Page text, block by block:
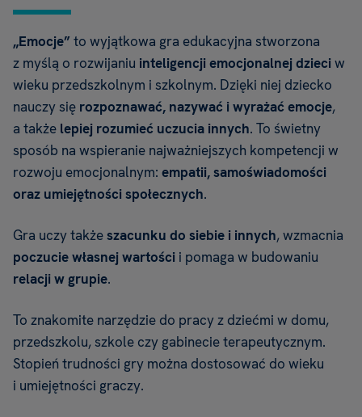
„Emocje” to wyjątkowa gra edukacyjna stworzona
z myślą o rozwijaniu inteligencji emocjonalnejdzieciw
wieku przedszkolnym i szkolnym. Dzięki niej dziecko
nauczy się rozpoznawać, nazywać i wyrażać emocje,
a także lepiej rozumieć uczucia innych. To świetny
sposób na wspieranie najważniejszych kompetencji w
rozwoju emocjonalnym: empatii, samoświadomości
oraz umiejętności społecznych.
Gra uczy takżeszacunku do siebie i innych, wzmacnia
poczucie własnej wartości i pomaga w budowaniu
relacji w grupie.
To znakomite narzędzie do pracy z dziećmi w domu,
przedszkolu, szkole czy gabinecie terapeutycznym.
Stopień trudności gry można dostosować do wieku
i umiejętności graczy.